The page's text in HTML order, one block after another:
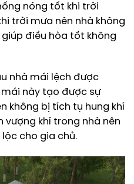
nóng tốt khi trời
trời mưa nên nhà không
điều hòa tốt không
nhà mái lệch được
này tạo được sự
không bị tích tụ hung khí
vượng khí trong nhà nên
cho gia chủ.